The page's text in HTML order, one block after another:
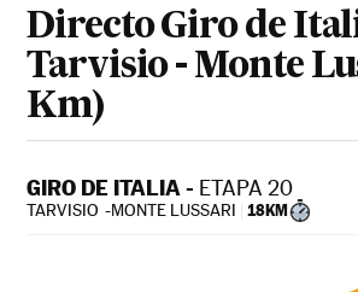
Directo Giro de
Tarvisio - Monte
Km)
GIRO DE ITALIA - ETAPA 20
TARVISIO MONTE LUSSARI 18KM